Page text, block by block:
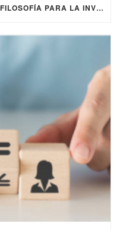
CRITERIOS ASG Y RSE: UNA FILOSOFÍA PARA LA INVERSIÓN SOSTENIBLE Y RESPONSABLE